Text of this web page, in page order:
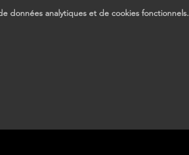
données analytiques et de cookies fonctionnels.